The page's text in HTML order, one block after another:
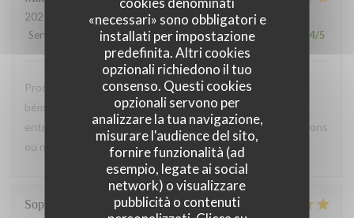
«necessari» sono obbligatori e
installati per impostazione
predefinita. Altri cookies
opzionali richiedono il tuo
consenso. Questi cookies
opzionali servono per
analizzare la tua navigazione,
misurare l'audience del sito,
fornire funzionalità (ad
esempio, legate ai social
network) o visualizzare
pubblicità o contenuti
2021-06-29
- 19:45 - Ospiti 2
Servizio
Atmosfera:5/5 Cucina: 5/5 Qualità / Prezzo 4/5
Produits frais et de bonne qualités, repas très bon. Gros
bémol sur le temps d'attente. Attendu 45 min pour une
entrée, au bout d'une heure et demi en tout enfin nous avons
eu notre plat, bien dommage
Sophie